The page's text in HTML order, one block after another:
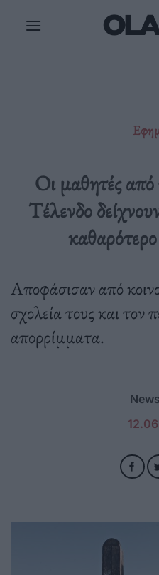
Οι μαθητές από
Τέλενδο
Αποφάσισαν από
σχολεία τους και τον
απορρίμματα.